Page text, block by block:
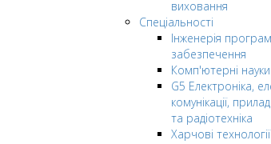
виховання
Спеціальності
Інженерія
забезпечення
Комп'ютерні науки
G5 Електроніка,
комунікації,
та радіотехніка
Харчові технології